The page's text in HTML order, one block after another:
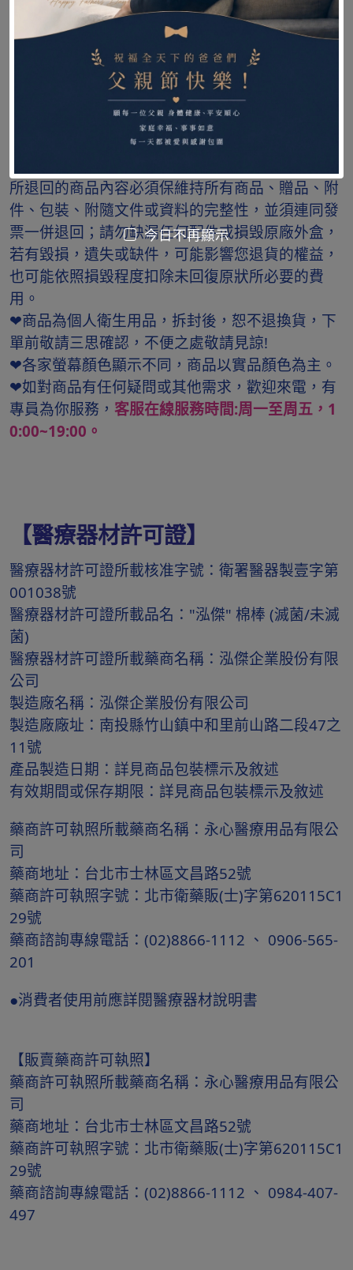
否符合你訂購的商品，若有商品有問題或寄錯商
品，請保持所有商品、贈品、附件、包裝、隨附文
件、發票或資料的完整性，請盡速跟我們聯繫。本
公司將會盡快為你處理相關後續問題。
❤依據消費者保護法之規定，將提供您享有商品到
貨次日起算七天鑑賞期的權益，鑑賞期間作為您評
估是否購買該商品，並非提供您試用或操作該商
所退回的商品內容必須保維持所有商品、贈品、附
件、包裝、附隨文件或資料的完整性，並須連同發
票一併退回；請勿缺漏任何配件或損毁原廠外盒，
若有毀損，遺失或缺件，可能影響您退貨的權益，
也可能依照損毀程度扣除未回復原狀所必要的費
用。
❤商品為個人衛生用品，拆封後，恕不退換貨，下
單前敬請三思確認，不便之處敬請見諒!
❤各家螢幕顏色顯示不同，商品以實品顏色為主。
❤如對商品有任何疑問或其他需求，歡迎來電，有
專員為你服務， 客服在線服務時間:周一至周五，1
0:00~19:00。
【醫療器材許可證】
醫療器材許可證所載核准字號：衛署醫器製壹字第
001038號
醫療器材許可證所載品名："泓傑" 棉棒 (滅菌/未滅
菌)
醫療器材許可證所載藥商名稱：泓傑企業股份有限
公司
製造廠名稱：泓傑企業股份有限公司
製造廠廠址：南投縣竹山鎮中和里前山路二段47之
11號
產品製造日期：詳見商品包裝標示及敘述
有效期間或保存期限：詳見商品包裝標示及敘述
藥商許可執照所載藥商名稱：永心醫療用品有限公
司
藥商地址：台北市士林區文昌路52號
藥商許可執照字號：北市衛藥販(士)字第620115C1
29號
藥商諮詢專線電話：(02)8866-1112 、 0906-565-
201
●消費者使用前應詳閱醫療器材說明書
【販賣藥商許可執照】
藥商許可執照所載藥商名稱：永心醫療用品有限公
司
藥商地址：台北市士林區文昌路52號
藥商許可執照字號：北市衛藥販(士)字第620115C1
29號
藥商諮詢專線電話：(02)8866-1112 、 0984-407-
497
今日不再顯示